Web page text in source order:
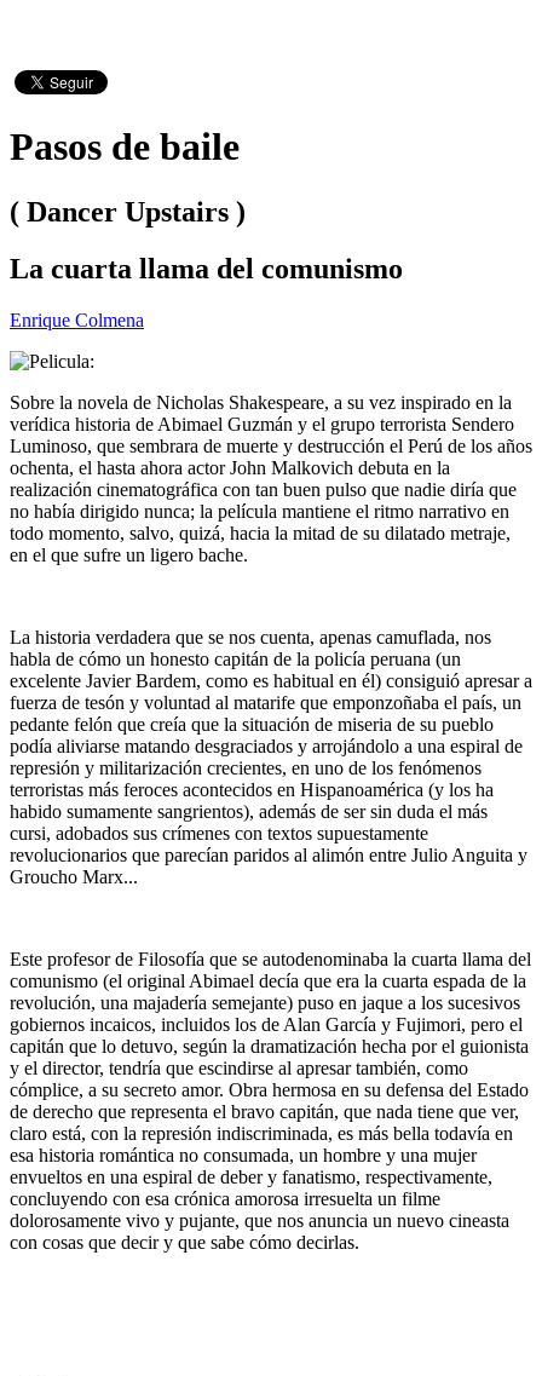
Pasos de baile
( Dancer Upstairs )
La cuarta llama del comunismo
Enrique Colmena
Sobre la novela de Nicholas Shakespeare, a su vez inspirado en la
verídica historia de Abimael Guzmán y el grupo terrorista Sendero
Luminoso, que sembrara de muerte y destrucción el Perú de los años
ochenta, el hasta ahora actor John Malkovich debuta en la
realización cinematográfica con tan buen pulso que nadie diría que
no había dirigido nunca; la película mantiene el ritmo narrativo en
todo momento, salvo, quizá, hacia la mitad de su dilatado metraje,
en el que sufre un ligero bache.
La historia verdadera que se nos cuenta, apenas camuflada, nos
habla de cómo un honesto capitán de la policía peruana (un
excelente Javier Bardem, como es habitual en él) consiguió apresar a
fuerza de tesón y voluntad al matarife que emponzoñaba el país, un
pedante felón que creía que la situación de miseria de su pueblo
podía aliviarse matando desgraciados y arrojándolo a una espiral de
represión y militarización crecientes, en uno de los fenómenos
terroristas más feroces acontecidos en Hispanoamérica (y los ha
habido sumamente sangrientos), además de ser sin duda el más
cursi, adobados sus crímenes con textos supuestamente
revolucionarios que parecían paridos al alimón entre Julio Anguita y
Groucho Marx...
Este profesor de Filosofía que se autodenominaba la cuarta llama del
comunismo (el original Abimael decía que era la cuarta espada de la
revolución, una majadería semejante) puso en jaque a los sucesivos
gobiernos incaicos, incluidos los de Alan García y Fujimori, pero el
capitán que lo detuvo, según la dramatización hecha por el guionista
y el director, tendría que escindirse al apresar también, como
cómplice, a su secreto amor. Obra hermosa en su defensa del Estado
de derecho que representa el bravo capitán, que nada tiene que ver,
claro está, con la represión indiscriminada, es más bella todavía en
esa historia romántica no consumada, un hombre y una mujer
envueltos en una espiral de deber y fanatismo, respectivamente,
concluyendo con esa crónica amorosa irresuelta un filme
dolorosamente vivo y pujante, que nos anuncia un nuevo cineasta
con cosas que decir y que sabe cómo decirlas.